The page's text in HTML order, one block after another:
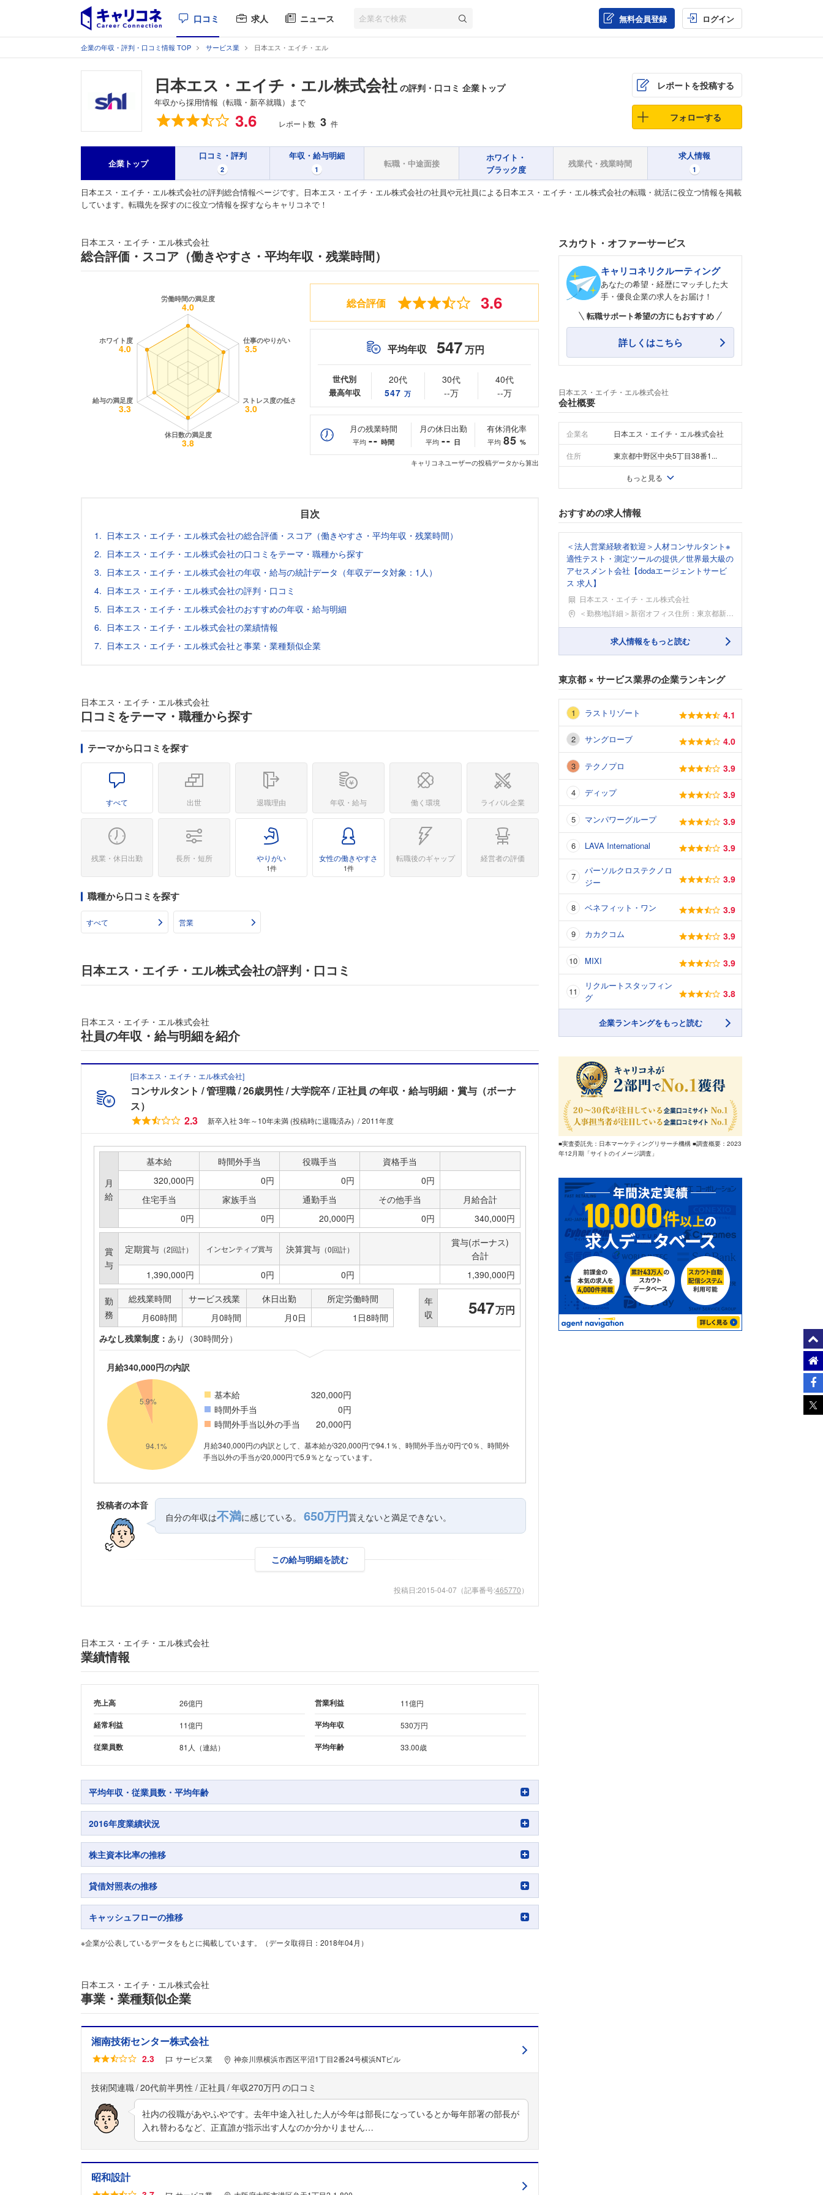
口コミ 求人 ニュース 無料会員登録 ログイン
企業の年収・評判・口コミ情報 TOP サービス業 日本エス・エイチ・エル
日本エス・エイチ・エル株式会社 の評判・口コミ 企業トップ
年収から採用情報（転職・新卒就職）まで
総合評価 3.6 レポート数 3 件
レポートを投稿する
フォローする
企業トップ
口コミ・評判
2
年収・給与明細
1
転職・中途面接
ホワイト・
ブラック度
残業代・残業時間
求人情報
1
日本エス・エイチ・エル株式会社の評判総合情報ページです。日本エス・エイチ・エル株式会社の社員や元社員による日本エス・エイチ・エル株式会社の転職・就活に役立つ情報を掲載
しています。転職先を探すのに役立つ情報を探すならキャリコネで！
フォローしました
日本エス・エイチ・エル株式会社
総合評価・スコア（働きやすさ・平均年収・残業時間）
総合評価 3.6
平均年収 547万円
世代別
最高年収
20代
547 万
30代
--万
40代
--万
月の残業時間
平均 -- 時間
月の休日出勤
平均 -- 日
有休消化率
平均 85 %
キャリコネユーザーの投稿データから算出
目次
日本エス・エイチ・エル株式会社の総合評価・スコア（働きやすさ・平均年収・残業時間）
日本エス・エイチ・エル株式会社の口コミをテーマ・職種から探す
日本エス・エイチ・エル株式会社の年収・給与の統計データ（年収データ対象：1人）
日本エス・エイチ・エル株式会社の評判・口コミ
日本エス・エイチ・エル株式会社のおすすめの年収・給与明細
日本エス・エイチ・エル株式会社の業績情報
日本エス・エイチ・エル株式会社と事業・業種類似企業
日本エス・エイチ・エル株式会社
口コミをテーマ・職種から探す
テーマから口コミを探す
すべて 出世 退職理由 年収・給与 働く環境 ライバル企業
残業・休日出勤 長所・短所 やりがい
1件
女性の働きやすさ
1件
転職後のギャップ 経営者の評価
職種から口コミを探す
すべて 営業
日本エス・エイチ・エル株式会社の評判・口コミ
日本エス・エイチ・エル株式会社
社員の年収・給与明細を紹介
[日本エス・エイチ・エル株式会社]
コンサルタント 管理職 26歳男性 大学院卒 正社員 の年収・給与明細・賞与（ボーナ
ス）
2.3
新卒入社 3年～10年未満 (投稿時に退職済み) 2011年度
月
給
基本給 時間外手当 役職手当
資格手当
320,000円
0円 0円
0円
住宅手当
家族手当 通勤手当 その他手当
月給合計
0円
0円 20,000円 0円 340,000円
賞
与
定期賞与 （2回計） インセンティブ賞与 決算賞与（0回計）
賞与(ボーナス)
合計
1,390,000円
0円 0円 1,390,000円
勤
務
総残業時間 サービス残業 休日出勤
所定労働時間
月60時間
月0時間 月0日 1日8時間
年
収
547万円
みなし残業制度： あり（30時間分）
月給340,000円の内訳
基本給
320,000円
時間外手当
0円
時間外手当以外の手当
20,000円
月給340,000円の内訳として、基本給が320,000円で94.1％、時間外手当が0円で0％、時間外
手当以外の手当が20,000円で5.9％となっています。
投稿者の本音
自分の年収は不満に感じている。 650万円貰えないと満足できない。
この給与明細を読む
投稿日:2015-04-07 （記事番号:465770）
日本エス・エイチ・エル株式会社
業績情報
売上高 26億円 営業利益 11億円
経常利益 11億円 平均年収 530万円
従業員数 81人（連結） 平均年齢 33.00歳
平均年収・従業員数・平均年齢
2016年度業績状況
株主資本比率の推移
貸借対照表の推移
キャッシュフローの推移
※企業が公表しているデータをもとに掲載しています。（データ取得日：2018年04月）
日本エス・エイチ・エル株式会社
事業・業種類似企業
湘南技術センター株式会社
2.3 サービス業 神奈川県横浜市西区平沼1丁目2番24号横浜NTビル
技術関連職 20代前半男性 正社員 年収270万円
社内の役職があやふやです。去年中途入社した人が今年は部長になっているとか毎年部署の部長が
入れ替わるなど、正直誰が指示出す人なのか分かりません…
昭和設計
スカウト・オファーサービス
キャリコネリクルーティング
あなたの希望・経歴にマッチした大
手・優良企業の求人をお届け！
転職サポート希望の方にもおすすめ
詳しくはこちら
日本エス・エイチ・エル株式会社
会社概要
企業名 日本エス・エイチ・エル株式会社
住所 東京都中野区中央5丁目38番1...
もっと見る
おすすめの求人情報
＜法人営業経験者歓迎＞人材コンサルタント※
適性テスト・測定ツールの提供／世界最大級の
アセスメント会社【dodaエージェントサービ
ス 求人】
日本エス・エイチ・エル株式会社
勤務地＜勤務地詳細＞新宿オフィス住所：東京都新宿区西新宿
求人情報をもっと読む
東京都 × サービス業界の企業ランキング
ラストリゾート 4.1
サングローブ 4.0
テクノプロ 3.9
ディップ 3.9
マンパワーグループ 3.9
LAVA International 3.9
パーソルクロステクノロ
ジー
3.9
ベネフィット・ワン 3.9
カカクコム 3.9
MIXI 3.9
リクルートスタッフィン
グ
3.8
企業ランキングをもっと読む
■実査委託先：日本マーケティングリサーチ機構 ■調査概要：2023
年12月期「サイトのイメージ調査」